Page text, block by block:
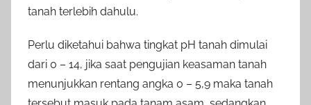
tanah terlebih dahulu.
Perlu diketahui bahwa tingkat pH tanah dimulai
dari 0 – 14, jika saat pengujian keasaman tanah
menunjukkan rentang angka 0 – 5,9 maka tanah